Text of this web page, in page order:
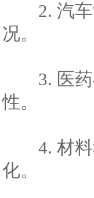
2. 汽车
况。
3. 医药
性。
4. 材料
化。